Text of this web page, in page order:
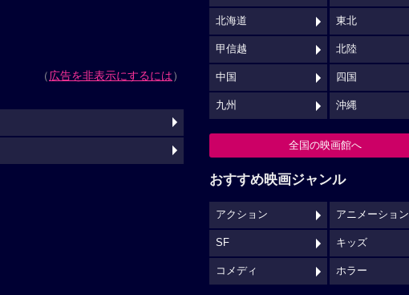
（広告を非表示にするには）
北海道 東北
甲信越 北陸
中国 四国
九州 沖縄
全国の映画館へ
おすすめ映画ジャンル
アクション アニメーション
SF キッズ
コメディ ホラー